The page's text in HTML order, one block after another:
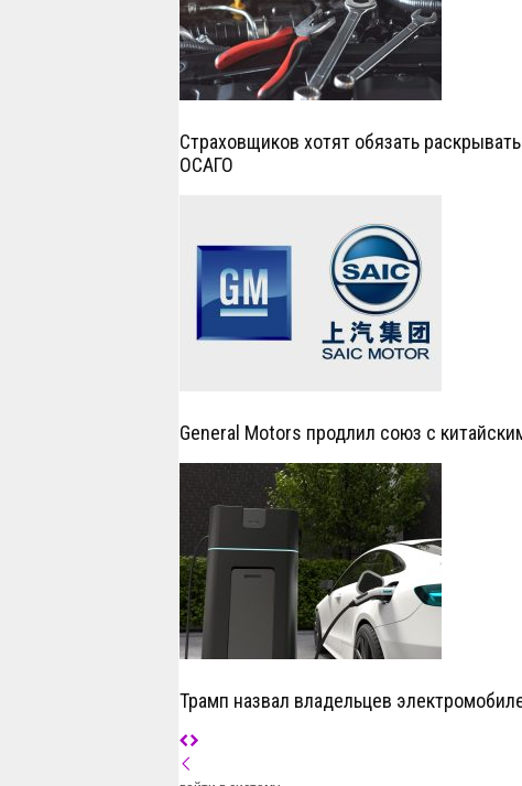
Страховщиков хотят обязать
ОСАГО
General Motors продлил союз с
Трамп назвал владельцев